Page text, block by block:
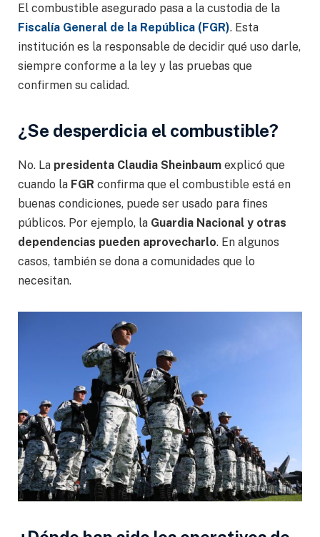
El combustible asegurado pasa a la custodia de la
Fiscalía General de la República (FGR). Esta
institución es la responsable de decidir qué uso darle,
siempre conforme a la ley y las pruebas que
confirmen su calidad.
¿Se desperdicia el combustible?
No. La presidenta Claudia Sheinbaum explicó que
cuando la FGR confirma que el combustible está en
buenas condiciones, puede ser usado para fines
públicos. Por ejemplo, la Guardia Nacional y otras
dependencias pueden aprovecharlo. En algunos
casos, también se dona a comunidades que lo
necesitan.